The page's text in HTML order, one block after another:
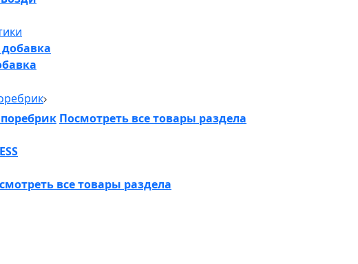
Посмотреть все товары раздела
все товары раздела